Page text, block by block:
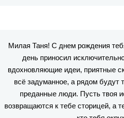
Милая Таня! С днем рождения
день приносил
вдохновляющие идеи, приятные
всё задуманное, а рядом будут
преданные люди. Пусть твоя
возвращаются к тебе сторицей, а